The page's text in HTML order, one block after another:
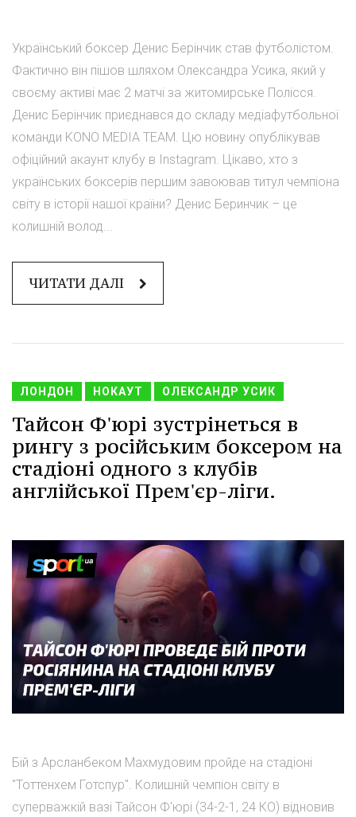
Український боксер Денис Берінчик став футболістом.
Фактично він пішов шляхом Олександра Усика, який у
своєму активі має 2 матчі за житомирське Полісся.
Денис Берінчик приєднався до складу медіафутбольної
команди KONO MEDIA TEAM. Цю новину опублікував
офіційний акаунт клубу в Instagram. Цікаво, хто з
українських боксерів першим завоював титул чемпіона
світу в історії нашої країни? Денис Беринчик – це
колишній волод...
ЧИТАТИ ДАЛІ
ЛОНДОН НОКАУТ ОЛЕКСАНДР УСИК
Тайсон Ф'юрі зустрінеться в
рингу з російським боксером на
стадіоні одного з клубів
англійської Прем'єр-ліги.
Бій з Арсланбеком Махмудовим пройде на стадіоні
"Тоттенхем Готспур". Колишній чемпіон світу в
суперважкій вазі Тайсон Ф'юрі (34-2-1, 24 КО) відновив